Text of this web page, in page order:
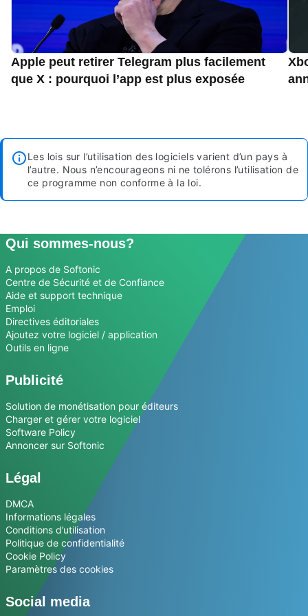
Apple peut retirer Telegram plus facilement
que X : pourquoi l’app est plus exposée
Les lois sur l’utilisation des logiciels varient d’un pays à
l’autre. Nous n’encourageons ni ne tolérons l’utilisation de
ce programme non conforme à la loi.
Qui sommes-nous?
A propos de Softonic
Centre de Sécurité et de Confiance
Aide et support technique
Emploi
Directives éditoriales
Ajoutez votre logiciel / application
Outils en ligne
Publicité
Solution de monétisation pour éditeurs
Charger et gérer votre logiciel
Software Policy
Annoncer sur Softonic
Légal
DMCA
Informations légales
Conditions d’utilisation
Politique de confidentialité
Cookie Policy
Paramètres des cookies
Social media